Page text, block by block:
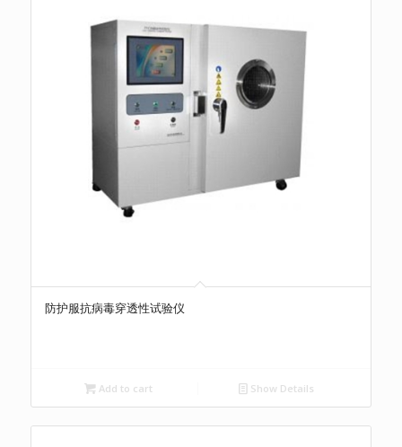
防护服抗病毒穿透性试验仪
Add to cart Show Details